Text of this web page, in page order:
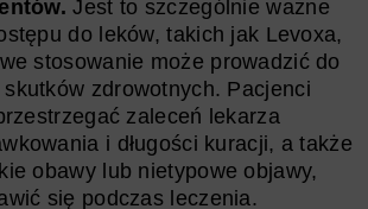
Jest to szczególnie ważne
do leków, takich jak Levoxa,
stosowanie może prowadzić do
zdrowotnych. Pacjenci
zaleceń lekarza
i długości kuracji, a także
obawy lub nietypowe objawy,
się podczas leczenia.